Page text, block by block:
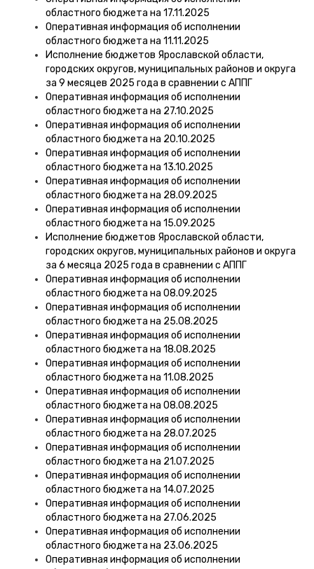
областного бюджета на 17.11.2025
Оперативная информация об исполнении
областного бюджета на 11.11.2025
Исполнение бюджетов Ярославской области,
городских округов, муниципальных районов и округа
за 9 месяцев 2025 года в сравнении с АППГ
Оперативная информация об исполнении
областного бюджета на 27.10.2025
Оперативная информация об исполнении
областного бюджета на 20.10.2025
Оперативная информация об исполнении
областного бюджета на 13.10.2025
Оперативная информация об исполнении
областного бюджета на 28.09.2025
Оперативная информация об исполнении
областного бюджета на 15.09.2025
Исполнение бюджетов Ярославской области,
городских округов, муниципальных районов и округа
за 6 месяца 2025 года в сравнении с АППГ
Оперативная информация об исполнении
областного бюджета на 08.09.2025
Оперативная информация об исполнении
областного бюджета на 25.08.2025
Оперативная информация об исполнении
областного бюджета на 18.08.2025
Оперативная информация об исполнении
областного бюджета на 11.08.2025
Оперативная информация об исполнении
областного бюджета на 08.08.2025
Оперативная информация об исполнении
областного бюджета на 28.07.2025
Оперативная информация об исполнении
областного бюджета на 21.07.2025
Оперативная информация об исполнении
областного бюджета на 14.07.2025
Оперативная информация об исполнении
областного бюджета на 27.06.2025
Оперативная информация об исполнении
областного бюджета на 23.06.2025
Оперативная информация об исполнении